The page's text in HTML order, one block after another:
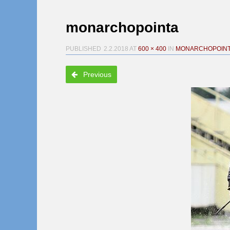
monarchopointa
PUBLISHED 2.2.2018 AT 600 × 400 IN
Previous